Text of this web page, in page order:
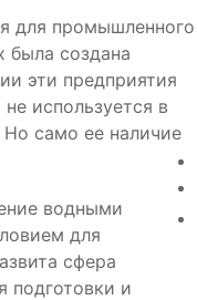
для промышленного
была создана
эти предприятия
используется в
само ее наличие
водными
для
сфера
подготовки и